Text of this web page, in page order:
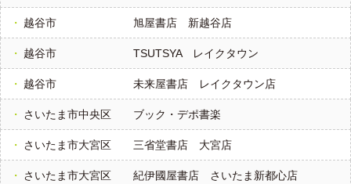
越谷市 旭屋書店 新越谷店
越谷市 TSUTSYA レイクタウン
越谷市 未来屋書店 レイクタウン店
さいたま市中央区 ブック・デポ書楽
さいたま市大宮区 三省堂書店 大宮店
さいたま市大宮区 紀伊國屋書店 さいたま新都心店